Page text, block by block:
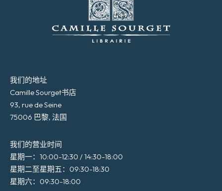
我们的地址
Camille Sourget书店
93, rue de Seine
75006 巴黎, 法国
我们的营业时间
星期一：10:00-12:30 / 14:30-18:00
星期二至星期五：09:30-18:30
星期六：09:30-18:00